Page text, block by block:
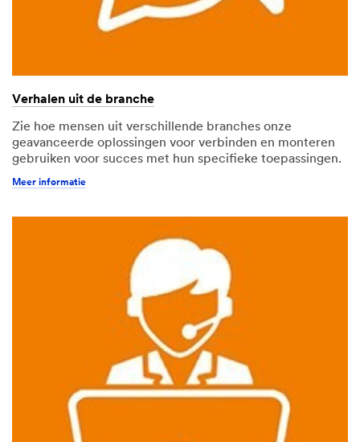
telefoonnummer
Doel van de toepassing
-- Kies --
Hoe kan 3M Expert u
Geef wat details over uw
eindproduct en of u al
verbinden en beschrijf
uw uitdaging. Dit helpt
ons om u in contact te
brengen met de juiste
3M Expert.
Verhalen uit de branche
Zie hoe mensen uit verschillende branches onze
geavanceerde oplossingen voor verbinden en monteren
gebruiken voor succes met hun specifieke toepassingen.
Meer informatie